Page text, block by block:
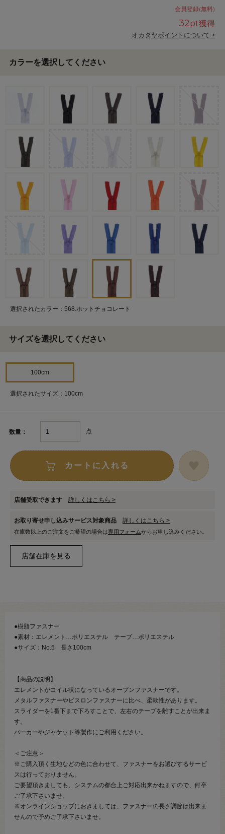
会員登録(無料)
32pt獲得
オカダヤポイントについて >
カラーを選択してください
選択されたカラー：568.ホットチョコレート
サイズを選択してください
100cm
選択されたサイズ：100cm
数量： 点
カートに入れる
店舗受取できます 詳しくはこちら >
お取り寄せ申し込みサービス対象商品 詳しくはこちら >
在庫数以上のご注文をご希望の場合は専用フォームからお申し込みください。
●樹脂ファスナー
●素材：エレメント…ポリエステル テープ…ポリエステル
●サイズ：No.5 長さ100cm
【商品の説明】
エレメントがコイル状になっているオープンファスナーです。
メタルファスナーやビスロンファスナーに比べ、柔軟性があります。
スライダーを1番下まで下ろすことで、左右のテープを離すことが出来ま
す。
パーカーやジャケット等製作にご利用ください。
＜ご注意＞
※ご購入頂く生地などの色に合わせて、ファスナーをお選びするサービ
スは行っておりません。
ご要望頂きましても、システムの都合上ご対応出来かねますので、何卒
ご了承下さいませ。
※オンラインショップにおきましては、ファスナーの長さ調節は出来ま
せんので予めご了承下さいませ。